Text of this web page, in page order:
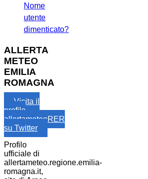
Nome
utente
dimenticato?
ALLERTA
METEO
EMILIA
ROMAGNA
Visita il
profilo
allertameteoRER
su Twitter
Profilo
ufficiale di
allertameteo.regione.emilia-
romagna.it,